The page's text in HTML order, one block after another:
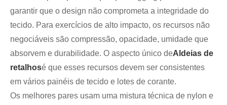
garantir que o design não comprometa a integridade do
tecido. Para exercícios de alto impacto, os recursos não
negociáveis ​​são compressão, opacidade, umidade que
absorvem e durabilidade. O aspecto único deAldeias de
retalhosé que esses recursos devem ser consistentes
em vários painéis de tecido e lotes de corante.
Os melhores pares usam uma mistura técnica de nylon e